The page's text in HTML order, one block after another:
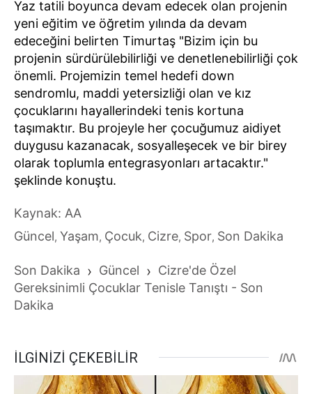
Yaz tatili boyunca devam edecek olan projenin
yeni eğitim ve öğretim yılında da devam
edeceğini belirten Timurtaş "Bizim için bu
projenin sürdürülebilirliği ve denetlenebilirliği çok
önemli. Projemizin temel hedefi down
sendromlu, maddi yetersizliği olan ve kız
çocuklarını hayallerindeki tenis kortuna
taşımaktır. Bu projeyle her çocuğumuz aidiyet
duygusu kazanacak, sosyalleşecek ve bir birey
olarak toplumla entegrasyonları artacaktır."
şeklinde konuştu.
Kaynak: AA
Güncel, Yaşam, Çocuk, Cizre, Spor, Son Dakika
Son Dakika › Güncel › Cizre'de Özel
Gereksinimli Çocuklar Tenisle Tanıştı - Son
Dakika